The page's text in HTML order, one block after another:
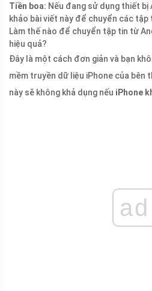
Tiền boa: Nếu đang sử dụng thiết
khảo bài viết này để chuyển các
Làm thế nào để chuyển tập tin từ
hiệu quả?
Đây là một cách đơn giản và bạn
mềm truyền dữ liệu iPhone của bên
này sẽ không khả dụng nếu iPhone
ad